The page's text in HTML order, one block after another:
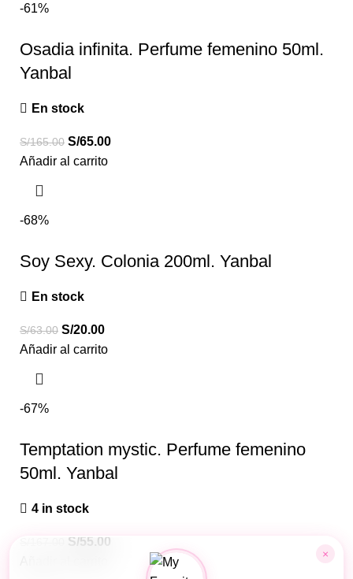
-61%
Osadia infinita. Perfume femenino 50ml.
Yanbal
En stock
S/165.00 S/65.00
Añadir al carrito
-68%
Soy Sexy. Colonia 200ml. Yanbal
En stock
S/63.00 S/20.00
Añadir al carrito
-67%
Temptation mystic. Perfume femenino
50ml. Yanbal
4 in stock
S/55.00
×